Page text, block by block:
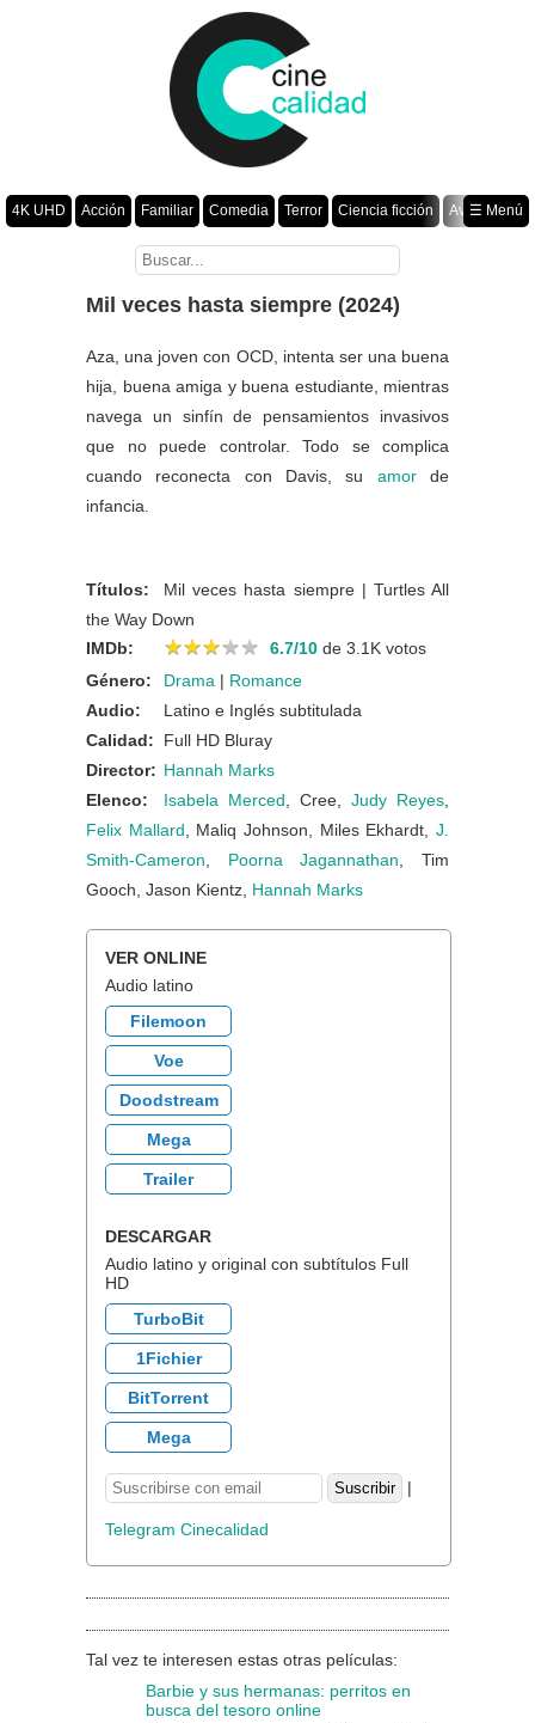
4K UHD Acción Familiar Comedia Terror Ciencia ficción
Aventura
Romance Fantasía Drama Animación Crimen
☰ Menú
Mil veces hasta siempre (2024)
Aza, una joven con OCD, intenta ser una buena
hija, buena amiga y buena estudiante, mientras
navega un sinfín de pensamientos invasivos
que no puede controlar. Todo se complica
cuando reconecta con Davis, su amorde
infancia.
Títulos:
Mil veces hasta siempre | Turtles All
the Way Down
IMDb:
★★★★★
★★★★★ 6.7/10 de 3.1K votos
Género:
Drama | Romance
Audio:
Latino e Inglés subtitulada
Calidad:
Full HD Bluray
Director: Hannah Marks
Elenco:
Isabela Merced , Cree, Judy Reyes
Felix Mallard , Maliq Johnson, Miles Ekhardt,J.
Smith-Cameron
Poorna Jagannathan , Tim
Gooch, Jason Kientz, Hannah Marks
VER ONLINE
Audio latino
Filemoon
Voe
Doodstream
Mega
Trailer
DESCARGAR
Audio latino y original con subtítulos Full
HD
TurboBit
1Fichier
BitTorrent
Mega
|
Telegram Cinecalidad
Tal vez te interesen estas otras películas:
Barbie y sus hermanas: perritos en
busca del tesoro online